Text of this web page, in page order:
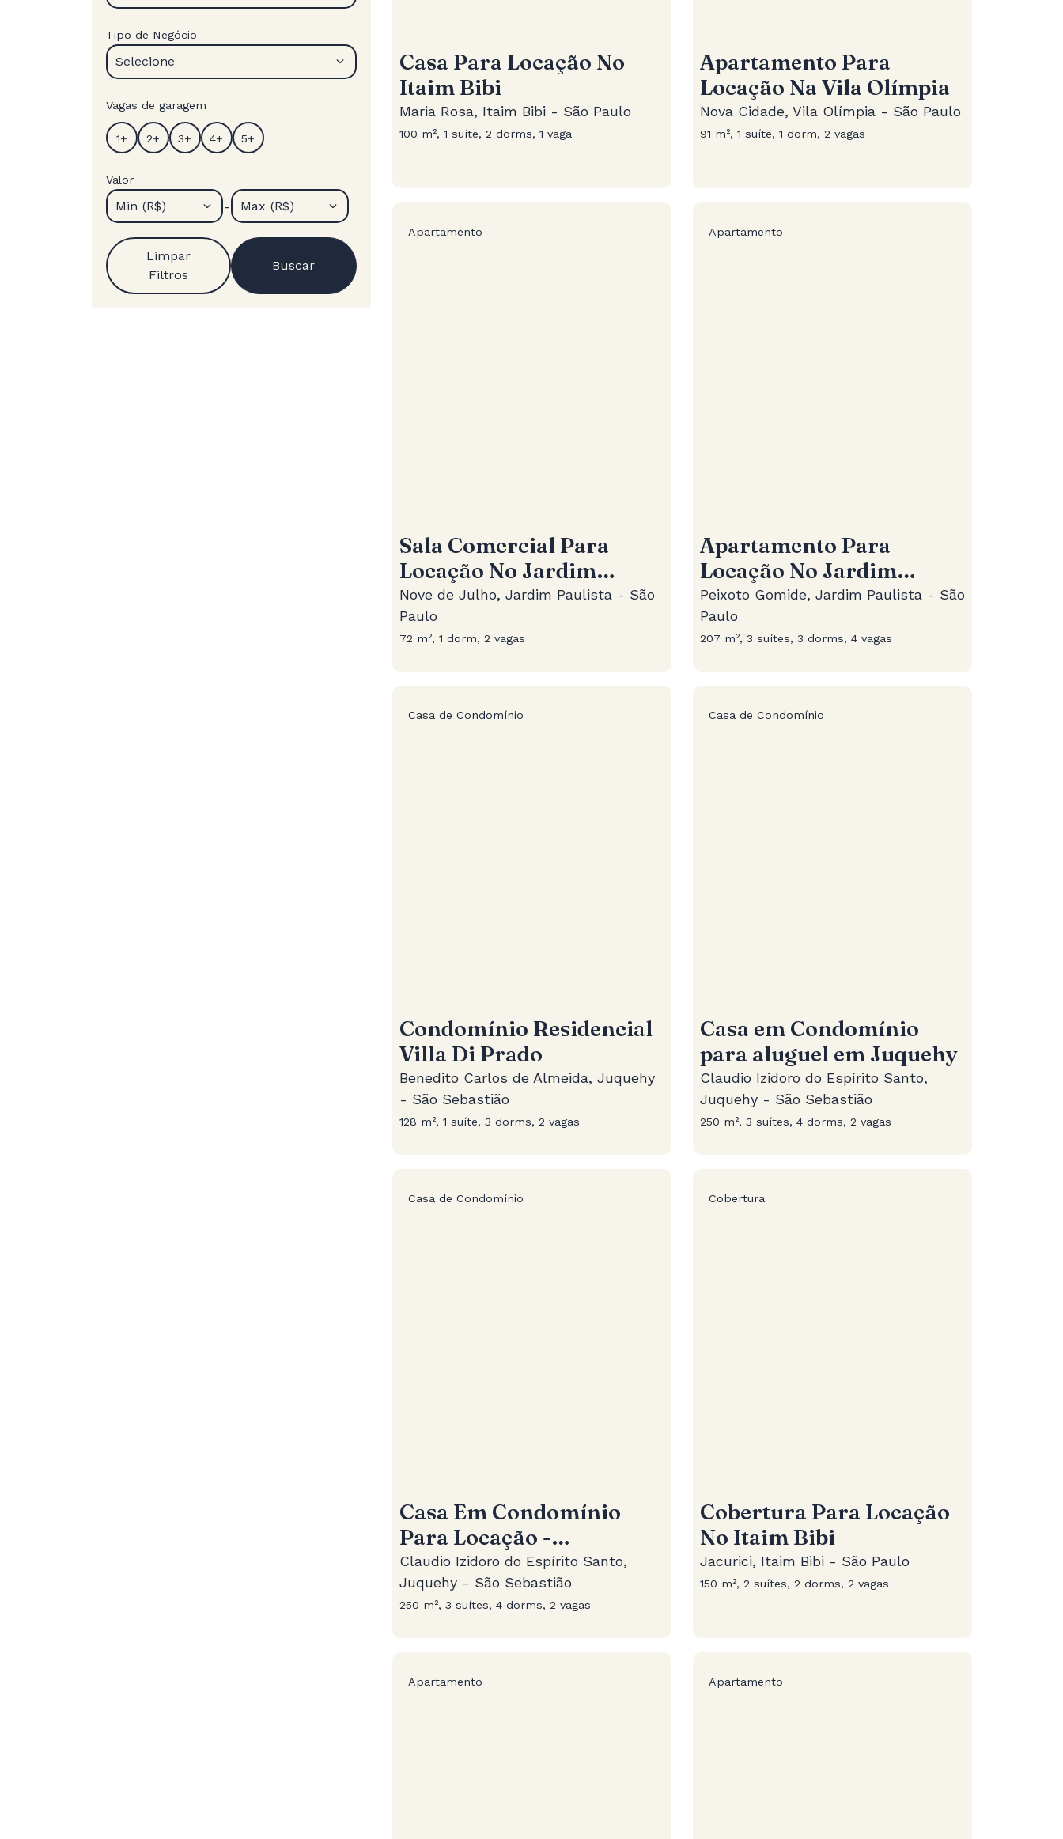
Tipo de Negócio
Selecione
Vagas de garagem
Valor
Min (R$) - Max (R$)
Limpar
Filtros
Buscar
Casa Para Locação No
Itaim Bibi
Maria Rosa, Itaim Bibi - São Paulo
100 m², 1 suíte, 2 dorms, 1 vaga
Apartamento Para
Locação Na Vila Olímpia
Nova Cidade, Vila Olímpia - São Paulo
91 m², 1 suíte, 1 dorm, 2 vagas
Apartamento
Sala Comercial Para
Locação No Jardim
Paulista
Nove de Julho, Jardim Paulista - São
Paulo
72 m², 1 dorm, 2 vagas
Apartamento
Apartamento Para
Locação No Jardim
Paulista
Peixoto Gomide, Jardim Paulista - São
Paulo
207 m², 3 suítes, 3 dorms, 4 vagas
Casa de Condomínio
Condomínio Residencial
Villa Di Prado
Benedito Carlos de Almeida, Juquehy
- São Sebastião
128 m², 1 suíte, 3 dorms, 2 vagas
Casa de Condomínio
Casa em Condomínio
para aluguel em Juquehy
Claudio Izidoro do Espírito Santo,
Juquehy - São Sebastião
250 m², 3 suítes, 4 dorms, 2 vagas
Casa de Condomínio
Casa Em Condomínio
Para Locação -
Condomínio Esmeralda
Claudio Izidoro do Espírito Santo,
Juquehy - São Sebastião
250 m², 3 suítes, 4 dorms, 2 vagas
Cobertura
Cobertura Para Locação
No Itaim Bibi
Jacurici, Itaim Bibi - São Paulo
150 m², 2 suítes, 2 dorms, 2 vagas
Apartamento Apartamento